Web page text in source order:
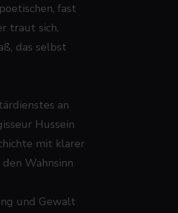
fast
traut sich,
das selbst
an
Hussein
mit klarer
Wahnsinn
und Gewalt